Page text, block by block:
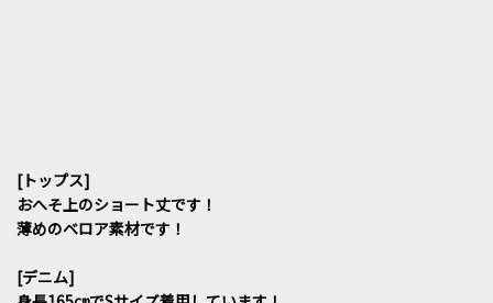
[トップス]
おへそ上のショート丈です！
薄めのベロア素材です！
[デニム]